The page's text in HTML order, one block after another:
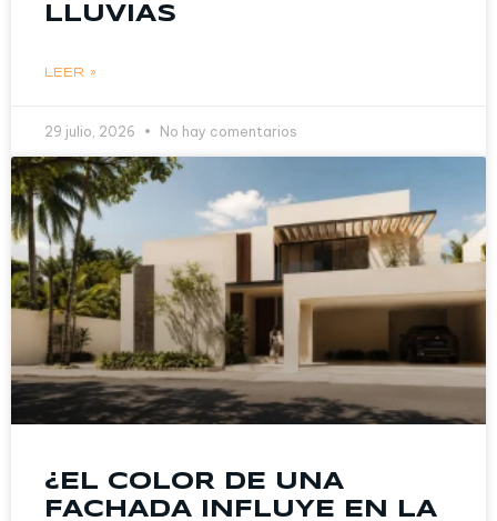
LLUVIAS
LEER »
29 julio, 2026 No hay comentarios
¿EL COLOR DE UNA
FACHADA INFLUYE EN LA